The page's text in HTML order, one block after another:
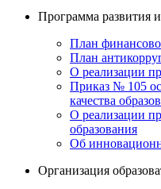
Программа развития
План
План
О реализации
Приказ № 105
качества
О реализации
образования
Об
Организация